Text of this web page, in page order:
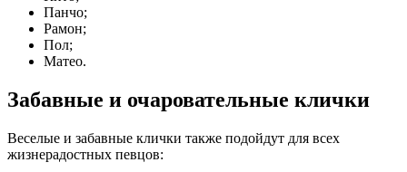
Панчо;
Рамон;
Пол;
Матео.
Забавные и очаровательные клички
Веселые и забавные клички также подойдут для всех
жизнерадостных певцов: